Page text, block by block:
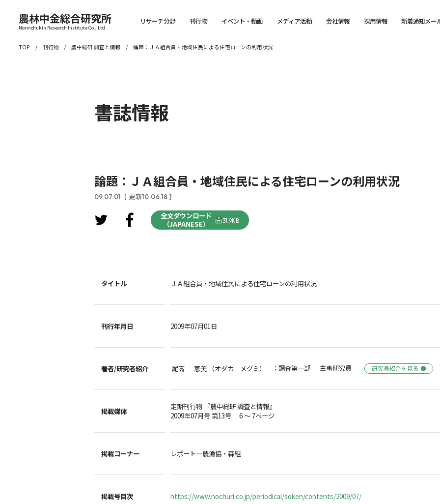
農林中金総合研究所
Norinchukin Research Institute Co., Ltd.
リサーチ分野 刊行物 イベント・動画 メディア活動 会社情報 採用情報 新着通知メー
TOP 刊行物 農中総研 調査と情報 論題：ＪＡ組合員・地域住民による住宅ローンの利用状況
書誌情報
論題：ＪＡ組合員・地域住民による住宅ローンの利用状況
09.07.01 [ 更新10.06.18 ]
全文ダウンロード
（JAPANESE）
31.9KB
タイトル ＪＡ組合員・地域住民による住宅ローンの利用状況
刊行年月日 2009年07月01日
著者/研究者紹介 尾高 恵美 （オダカ メグミ） ：調査第一部 主事研究員 研究員紹介を見る
掲載媒体
定期刊行物 『農中総研 調査と情報』
2009年07月号 第13号 6 ～ 7ページ
掲載コーナー レポート―農漁協・森組
掲載号目次 https://www.nochuri.co.jp/periodical/soken/contents/2009/07/